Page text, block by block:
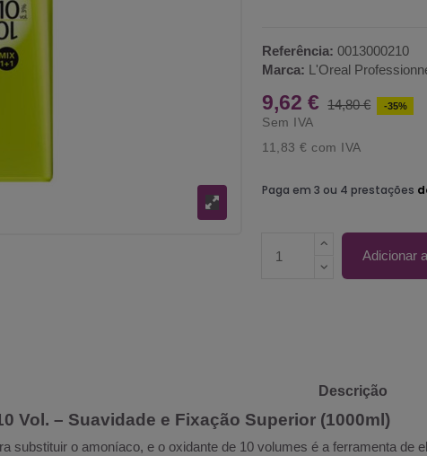
Referência: 0013000210
Marca: L'Oreal
9,62 € 14,80 € -35%
Sem IVA
11,83 € com IVA
Adicionar
Descrição
Vol. – Suavidade e Fixação Superior (1000ml)
substituir o amoníaco, e o oxidante de 10 volumes é a ferramenta